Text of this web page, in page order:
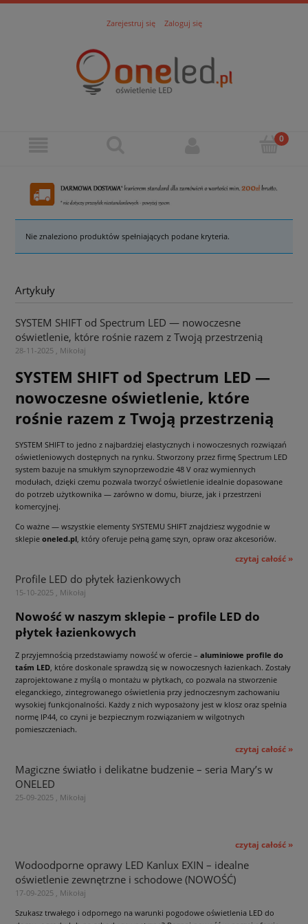
Zarejestruj się Zaloguj się
Nie znaleziono produktów spełniających podane kryteria.
Artykuły
SYSTEM SHIFT od Spectrum LED — nowoczesne
oświetlenie, które rośnie razem z Twoją przestrzenią
28-11-2025 , Mikołaj
SYSTEM SHIFT od Spectrum LED —
nowoczesne oświetlenie, które
rośnie razem z Twoją przestrzenią
SYSTEM SHIFT to jedno z najbardziej elastycznych i nowoczesnych rozwiązań
oświetleniowych dostępnych na rynku. Stworzony przez firmę Spectrum LED
system bazuje na smukłym szynoprzewodzie 48 V oraz wymiennych
modułach, dzięki czemu pozwala tworzyć oświetlenie idealnie dopasowane
do potrzeb użytkownika — zarówno w domu, biurze, jak i przestrzeni
komercyjnej.
Co ważne — wszystkie elementy SYSTEMU SHIFT znajdziesz wygodnie w
sklepie oneled.pl, który oferuje pełną gamę szyn, opraw oraz akcesoriów.
czytaj całość »
Profile LED do płytek łazienkowych
15-10-2025 , Mikołaj
Nowość w naszym sklepie – profile LED do
płytek łazienkowych
Z przyjemnością przedstawiamy nowość w ofercie – aluminiowe profile do
taśm LED, które doskonale sprawdzą się w nowoczesnych łazienkach. Zostały
zaprojektowane z myślą o montażu w płytkach, co pozwala na stworzenie
eleganckiego, zintegrowanego oświetlenia przy jednoczesnym zachowaniu
wysokiej funkcjonalności. Każdy z nich wyposażony jest w klosz oraz spełnia
normę IP44, co czyni je bezpiecznym rozwiązaniem w wilgotnych
pomieszczeniach.
czytaj całość »
Magiczne światło i delikatne budzenie – seria Mary’s w
ONELED
25-09-2025 , Mikołaj
czytaj całość »
Wodoodporne oprawy LED Kanlux EXIN – idealne
oświetlenie zewnętrzne i schodowe (NOWOŚĆ)
17-09-2025 , Mikołaj
Szukasz trwałego i odpornego na warunki pogodowe oświetlenia LED do